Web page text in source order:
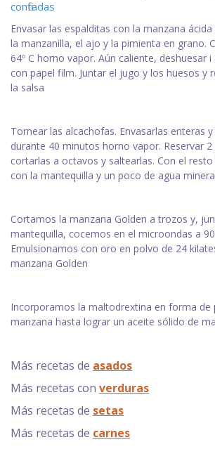
confitadas
Envasar las espalditas con la manzana
la manzanilla, el ajo y la pimienta en grano.
64º C horno vapor. Aún caliente, deshuesar
con papel film. Juntar el jugo y los huesos y
la salsa
Tornear las alcachofas. Envasarlas enteras y
durante 40 minutos horno vapor. Reservar
cortarlas a octavos y saltearlas. Con el
con la mantequilla y un poco de agua
Cortamos la manzana Golden a trozos y,
mantequilla, cocemos en el microondas a
Emulsionamos con oro en polvo de 24
manzana Golden
Incorporamos la maltodrextina en forma de
manzana hasta lograr un aceite sólido de
Más recetas de asados
Más recetas con verduras
Más recetas de setas
Más recetas de carnes